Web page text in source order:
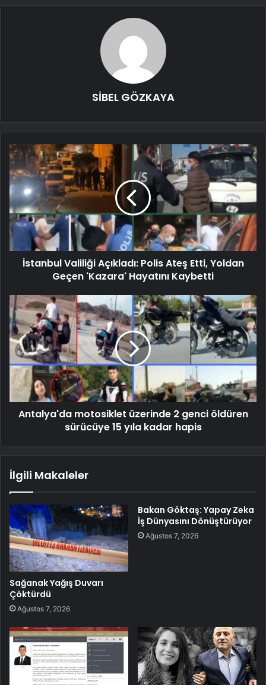
SİBEL GÖZKAYA
İstanbul Valiliği Açıkladı: Polis Ateş Etti, Yoldan
Geçen 'Kazara' Hayatını Kaybetti
Antalya'da motosiklet üzerinde 2 genci öldüren
sürücüye 15 yıla kadar hapis
İlgili Makaleler
Sağanak Yağış Duvarı
Çöktürdü
Ağustos 7, 2026
Bakan Göktaş: Yapay Zeka
İş Dünyasını Dönüştürüyor
Ağustos 7, 2026